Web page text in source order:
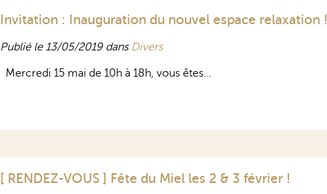
Invitation : Inauguration du nouvel espace relaxation !
Publié le 13/05/2019 dans Divers
Mercredi 15 mai de 10h à 18h, vous êtes…
[ RENDEZ-VOUS ] Fête du Miel les 2 & 3 février !